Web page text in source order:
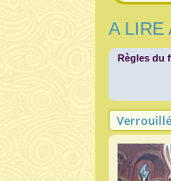
A LIRE
Règles du
Verrouillé